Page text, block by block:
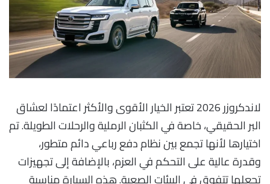
لاندكروزر 2026 تعتبر الخيار الأقوى والأكثر اعتمادًا لعشاق
البر الحقيقي، خاصة في الكثبان الرملية والرحلات الطويلة. تم
اختيارها لأنها تجمع بين نظام دفع رباعي دائم متطور،
وقدرة عالية على التحكم في العزم، بالإضافة إلى تجهيزات
تجعلها تتفوق في البيئات الصعبة. هذه السيارة مناسبة